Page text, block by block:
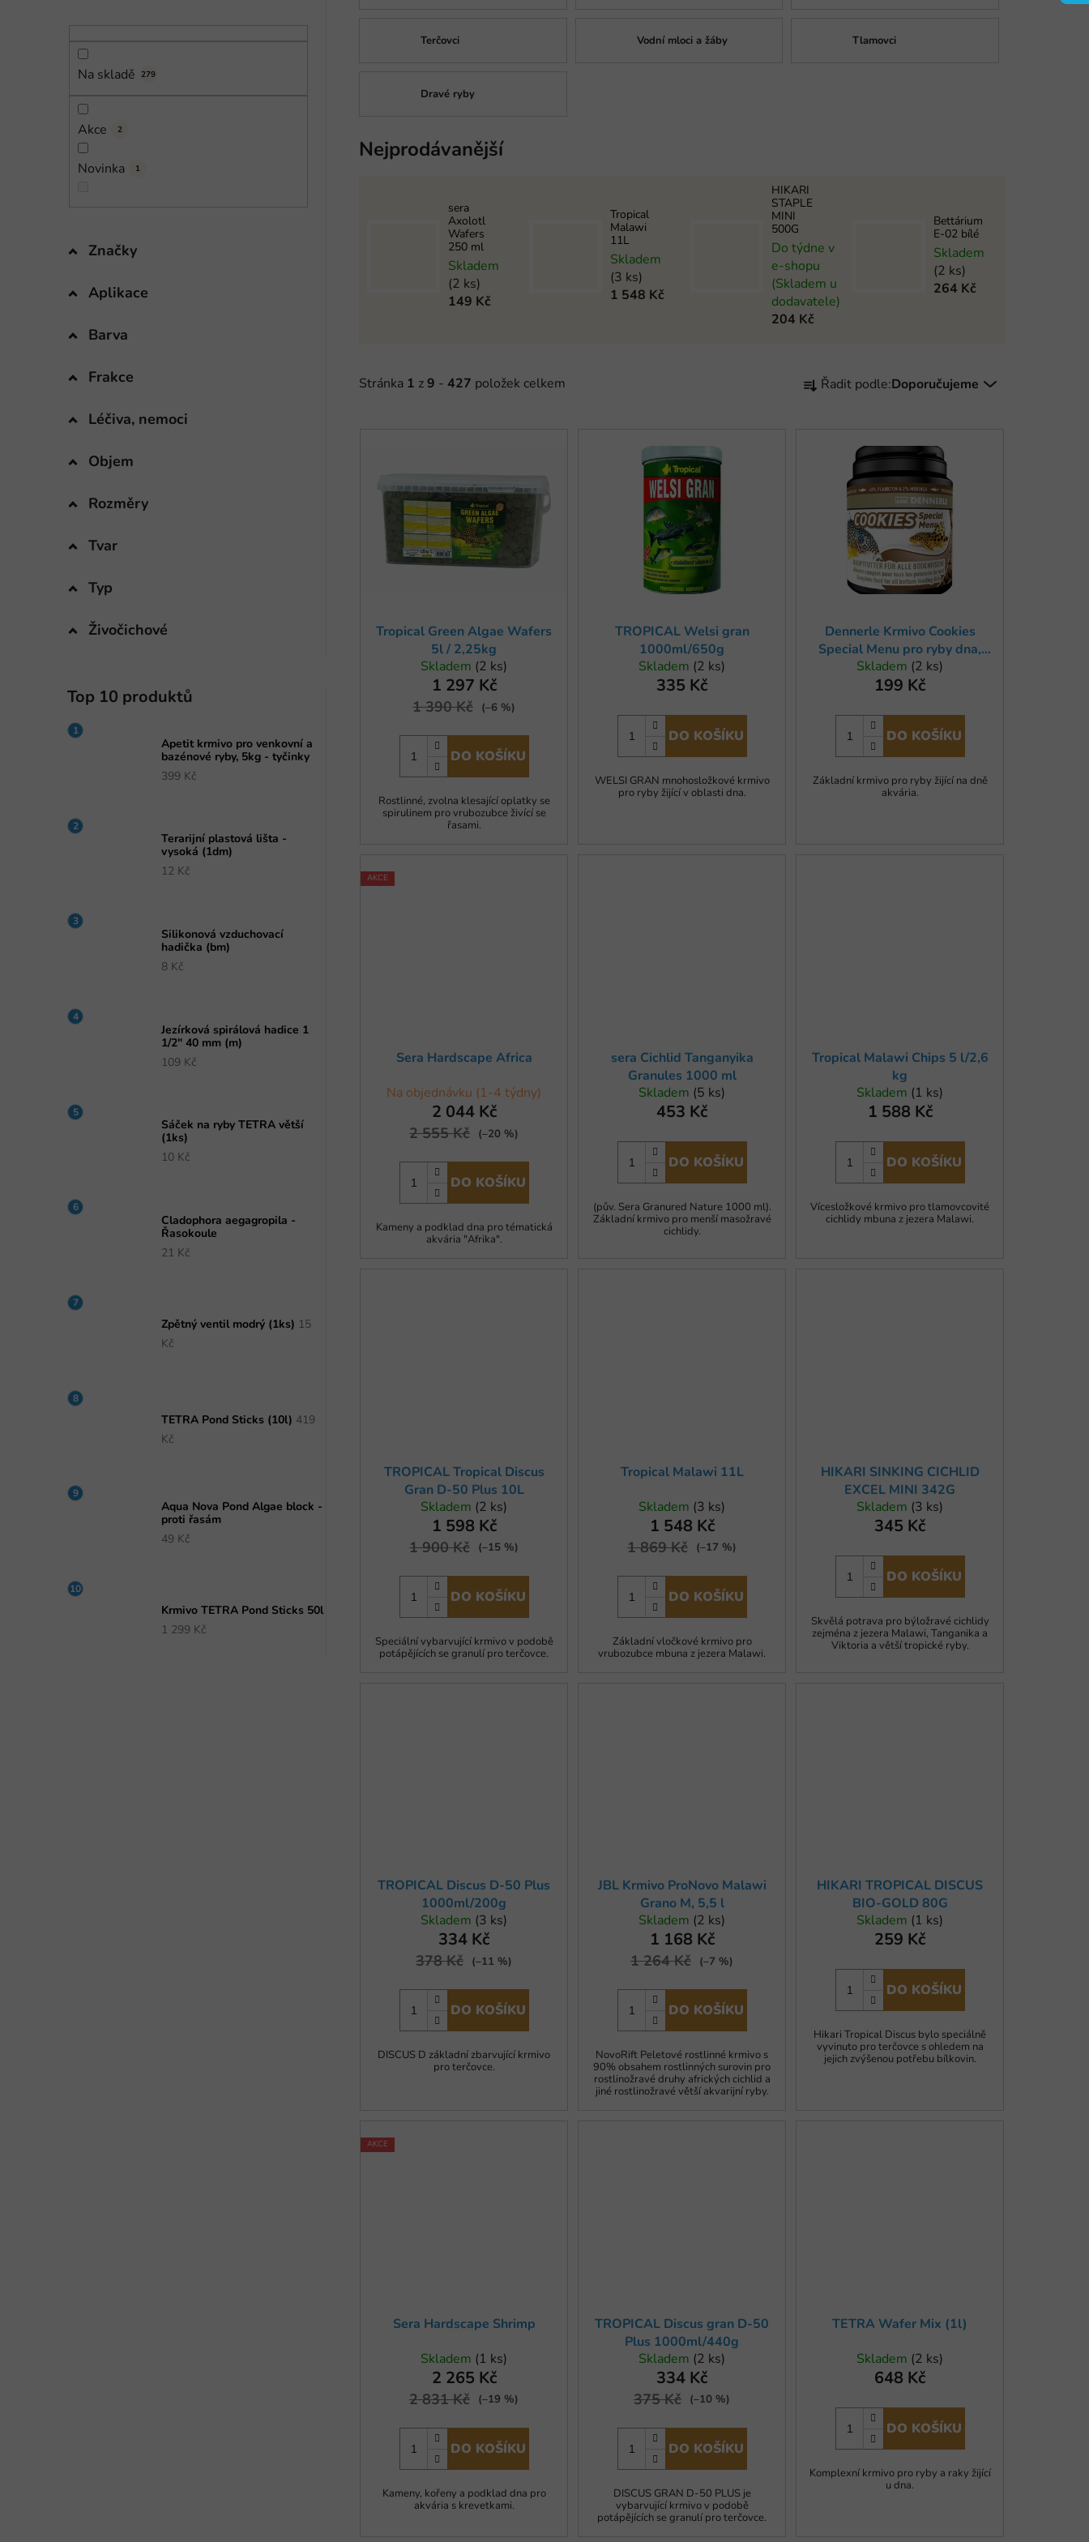
Na skladě 279
Akce 2
Novinka 1
Značky
Aplikace
Barva
Frakce
Léčiva, nemoci
Objem
Rozměry
Tvar
Typ
Živočichové
Top 10 produktů
Apetit krmivo pro venkovní a
bazénové ryby, 5kg - tyčinky
399 Kč
Terarijní plastová lišta -
vysoká (1dm)
12 Kč
Silikonová vzduchovací
hadička (bm)
8 Kč
Jezírková spirálová hadice 1
1/2" 40 mm (m)
109 Kč
Sáček na ryby TETRA větší
(1ks)
10 Kč
Cladophora aegagropila -
Řasokoule
21 Kč
Zpětný ventil modrý (1ks) 15
Kč
TETRA Pond Sticks (10l) 419
Kč
Aqua Nova Pond Algae block -
proti řasám
49 Kč
Krmivo TETRA Pond Sticks 50l
1 299 Kč
Terčovci Vodní mloci a žáby Tlamovci
Dravé ryby
Nejprodávanější
sera
Axolotl
Wafers
250 ml
Skladem
(2 ks)
149 Kč
Tropical
Malawi
11L
Skladem
(3 ks)
1 548 Kč
HIKARI
STAPLE
MINI
500G
Do týdne v
e-shopu
(Skladem u
dodavatele)
204 Kč
Bettárium
E-02 bílé
Skladem
(2 ks)
264 Kč
Stránka 1 z9 - 427 položek celkem
a Řadit podle:Doporučujeme
Tropical Green Algae Wafers
5l / 2,25kg
Skladem (2 ks)
1 297 Kč
1 390 Kč (–6 %)
DO KOŠÍKU
Rostlinné, zvolna klesající oplatky se
spirulinem pro vrubozubce živící se
řasami.
TROPICAL Welsi gran
1000ml/650g
Skladem (2 ks)
335 Kč
DO KOŠÍKU
WELSI GRAN mnohosložkové krmivo
pro ryby žijící v oblasti dna.
Dennerle Krmivo Cookies
Special Menu pro ryby dna,
200 ml
Skladem (2 ks)
199 Kč
DO KOŠÍKU
Základní krmivo pro ryby žijící na dně
akvária.
AKCE
Sera Hardscape Africa
Na objednávku (1-4 týdny)
2 044 Kč
2 555 Kč (–20 %)
DO KOŠÍKU
Kameny a podklad dna pro tématická
akvária "Afrika".
sera Cichlid Tanganyika
Granules 1000 ml
Skladem (5 ks)
453 Kč
DO KOŠÍKU
(pův. Sera Granured Nature 1000 ml).
Základní krmivo pro menší masožravé
cichlidy.
Tropical Malawi Chips 5 l/2,6
kg
Skladem (1 ks)
1 588 Kč
DO KOŠÍKU
Vícesložkové krmivo pro tlamovcovité
cichlidy mbuna z jezera Malawi.
TROPICAL Tropical Discus
Gran D-50 Plus 10L
Skladem (2 ks)
1 598 Kč
1 900 Kč (–15 %)
DO KOŠÍKU
Speciální vybarvující krmivo v podobě
potápějících se granulí pro terčovce.
Tropical Malawi 11L
Skladem (3 ks)
1 548 Kč
1 869 Kč (–17 %)
DO KOŠÍKU
Základní vločkové krmivo pro
vrubozubce mbuna z jezera Malawi.
HIKARI SINKING CICHLID
EXCEL MINI 342G
Skladem (3 ks)
345 Kč
DO KOŠÍKU
Skvělá potrava pro býložravé cichlidy
zejména z jezera Malawi, Tanganika a
Viktoria a větší tropické ryby.
TROPICAL Discus D-50 Plus
1000ml/200g
Skladem (3 ks)
334 Kč
378 Kč (–11 %)
DO KOŠÍKU
DISCUS D základní zbarvující krmivo
pro terčovce.
JBL Krmivo ProNovo Malawi
Grano M, 5,5 l
Skladem (2 ks)
1 168 Kč
1 264 Kč (–7 %)
DO KOŠÍKU
NovoRift Peletové rostlinné krmivo s
90% obsahem rostlinných surovin pro
rostlinožravé druhy afrických cichlid a
jiné rostlinožravé větší akvarijní ryby.
HIKARI TROPICAL DISCUS
BIO-GOLD 80G
Skladem (1 ks)
259 Kč
DO KOŠÍKU
Hikari Tropical Discus bylo speciálně
vyvinuto pro terčovce s ohledem na
jejich zvýšenou potřebu bílkovin.
AKCE
Sera Hardscape Shrimp
Skladem (1 ks)
2 265 Kč
2 831 Kč (–19 %)
DO KOŠÍKU
Kameny, kořeny a podklad dna pro
akvária s krevetkami.
TROPICAL Discus gran D-50
Plus 1000ml/440g
Skladem (2 ks)
334 Kč
375 Kč (–10 %)
DO KOŠÍKU
DISCUS GRAN D-50 PLUS je
vybarvující krmivo v podobě
potápějících se granulí pro terčovce.
TETRA Wafer Mix (1l)
Skladem (2 ks)
648 Kč
DO KOŠÍKU
Komplexní krmivo pro ryby a raky žijící
u dna.